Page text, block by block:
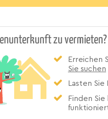
zu vermieten?
Erreichen
Sie suchen
Lasten Sie
Finden